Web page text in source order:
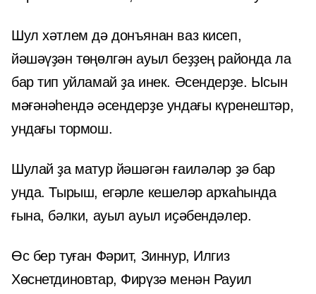
Шул хәтлем дә донъянан ваз кисеп,
йәшәүҙән төңөлгән ауыл беҙҙең районда ла
бар тип уйламай ҙа инек. Әсендерҙе. Ысын
мәғәнәһендә әсендерҙе ундағы күренештәр,
ундағы тормош.
Шулай ҙа матур йәшәгән ғаиләләр ҙә бар
унда. Тырыш, егәрле кешеләр арҡаһында
ғына, бәлки, ауыл ауыл иҫәбендәлер.
Өс бер туған Фәрит, Зиннур, Илгиз
Хөснетдиновтар, Фирүзә менән Рауил